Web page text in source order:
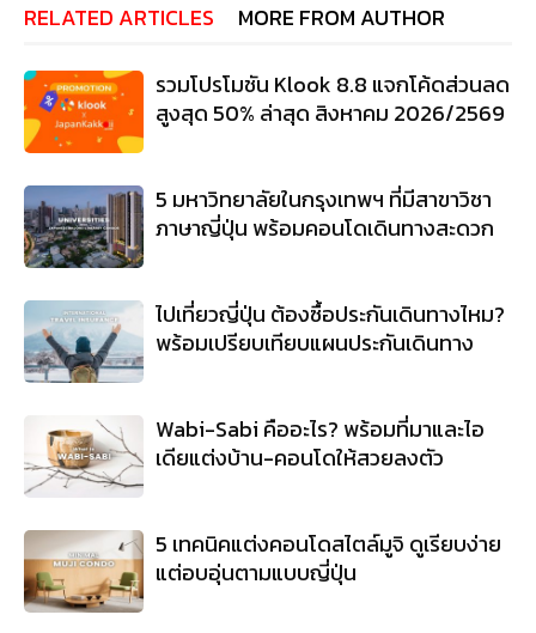
RELATED ARTICLES MORE FROM AUTHOR
รวมโปรโมชัน Klook 8.8 แจกโค้ดส่วนลด
สูงสุด 50% ล่าสุด สิงหาคม 2026/2569
5 มหาวิทยาลัยในกรุงเทพฯ ที่มีสาขาวิชา
ภาษาญี่ปุ่น พร้อมคอนโดเดินทางสะดวก
ไปเที่ยวญี่ปุ่น ต้องซื้อประกันเดินทางไหม?
พร้อมเปรียบเทียบแผนประกันเดินทาง
Wabi-Sabi คืออะไร? พร้อมที่มาและไอ
เดียแต่งบ้าน-คอนโดให้สวยลงตัว
5 เทคนิคแต่งคอนโดสไตล์มูจิ ดูเรียบง่าย
แต่อบอุ่นตามแบบญี่ปุ่น